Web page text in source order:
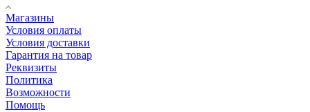
Магазины
Условия оплаты
Условия доставки
Гарантия на товар
Реквизиты
Политика
Возможности
Помощь